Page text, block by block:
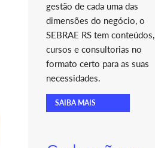
gestão de cada uma das
dimensões do negócio, o
SEBRAE RS tem conteúdos,
cursos e consultorias no
formato certo para as suas
necessidades.
SAIBA MAIS